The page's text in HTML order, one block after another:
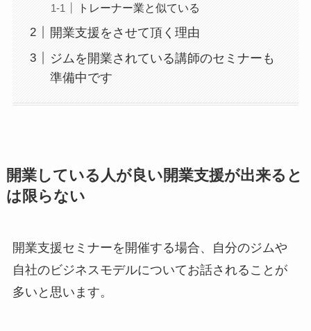
トレーナー業と似ている
開業支援をさせて頂く理由
ジムを開業されている講師のセミナーも
準備中です
開業している人が良い開業支援が出来ると
は限らない
開業支援セミナーを開催する場合、自分のジムや
自社のビジネスモデルについてお話されることが
多いと思います。